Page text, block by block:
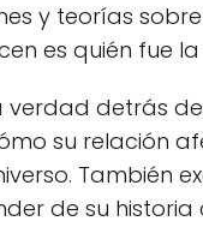
y teorías
es quién fue
verdad detrás
su relación
También
de su historia